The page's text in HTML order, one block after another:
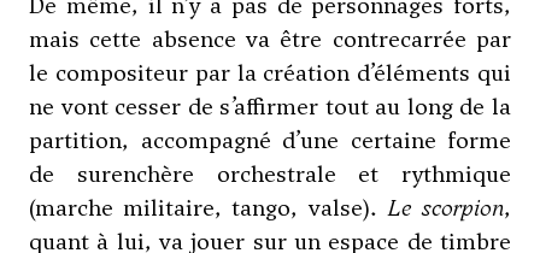
mais cette absence va être contrecarrée par
le compositeur par la création d’éléments qui
ne vont cesser de s’affirmer tout au long de la
partition, accompagné d’une certaine forme
de surenchère orchestrale et rythmique
(marche militaire, tango, valse). Le scorpion,
quant à lui, va jouer sur un espace de timbre